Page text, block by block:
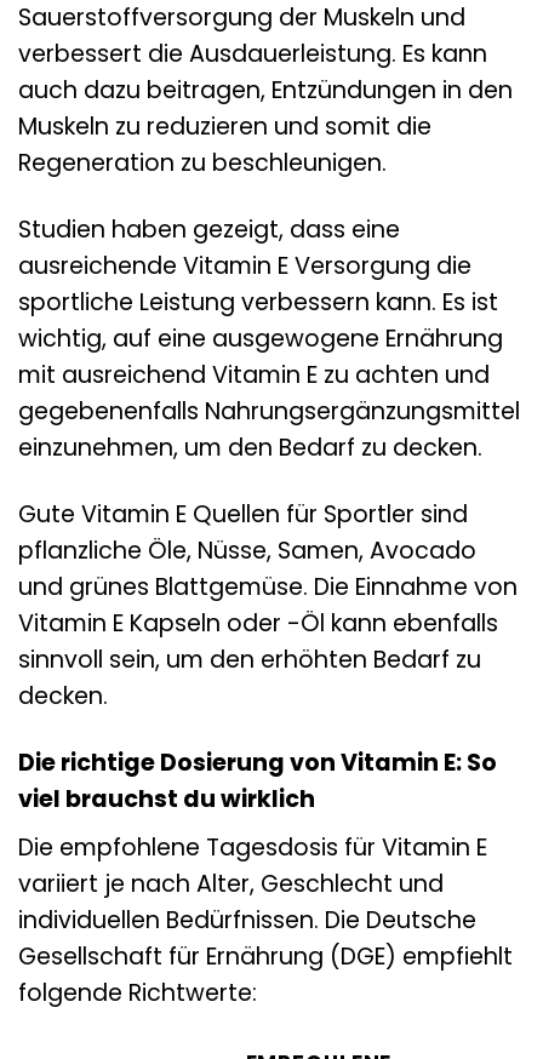
Sauerstoffversorgung der Muskeln und
verbessert die Ausdauerleistung. Es kann
auch dazu beitragen, Entzündungen in den
Muskeln zu reduzieren und somit die
Regeneration zu beschleunigen.
Studien haben gezeigt, dass eine
ausreichende Vitamin E Versorgung die
sportliche Leistung verbessern kann. Es ist
wichtig, auf eine ausgewogene Ernährung
mit ausreichend Vitamin E zu achten und
gegebenenfalls Nahrungsergänzungsmittel
einzunehmen, um den Bedarf zu decken.
Gute Vitamin E Quellen für Sportler sind
pflanzliche Öle, Nüsse, Samen, Avocado
und grünes Blattgemüse. Die Einnahme von
Vitamin E Kapseln oder -Öl kann ebenfalls
sinnvoll sein, um den erhöhten Bedarf zu
decken.
Die richtige Dosierung von Vitamin E: So
viel brauchst du wirklich
Die empfohlene Tagesdosis für Vitamin E
variiert je nach Alter, Geschlecht und
individuellen Bedürfnissen. Die Deutsche
Gesellschaft für Ernährung (DGE) empfiehlt
folgende Richtwerte: